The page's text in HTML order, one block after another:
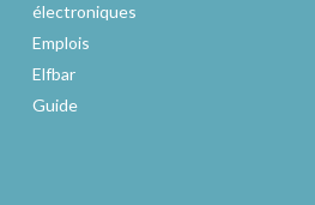
électroniques
Emplois
Elfbar
Guide